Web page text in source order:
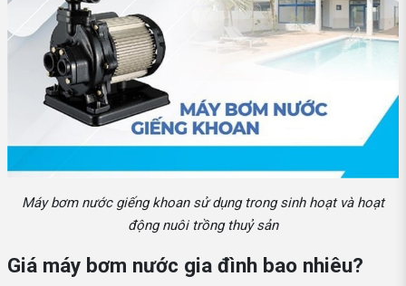
Máy bơm nước giếng khoan sử dụng trong sinh hoạt và hoạt
động nuôi trồng thuỷ sản
Giá máy bơm nước gia đình bao nhiêu?